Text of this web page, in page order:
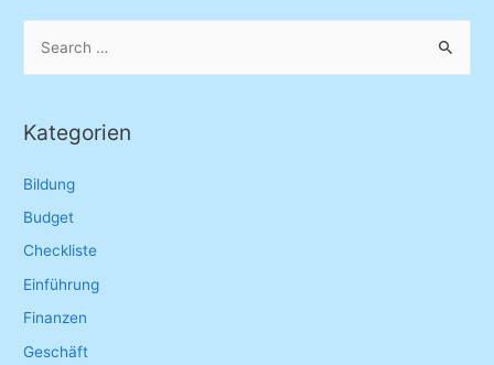
r
h
f
o
Kategorien
Bildung
Budget
Checkliste
Einführung
Finanzen
Geschäft